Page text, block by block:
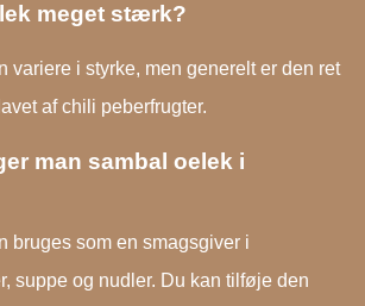
meget stærk?
variere i styrke, men generelt er den ret
af chili peberfrugter.
man sambal oelek i
bruges som en smagsgiver i
suppe og nudler. Du kan tilføje den